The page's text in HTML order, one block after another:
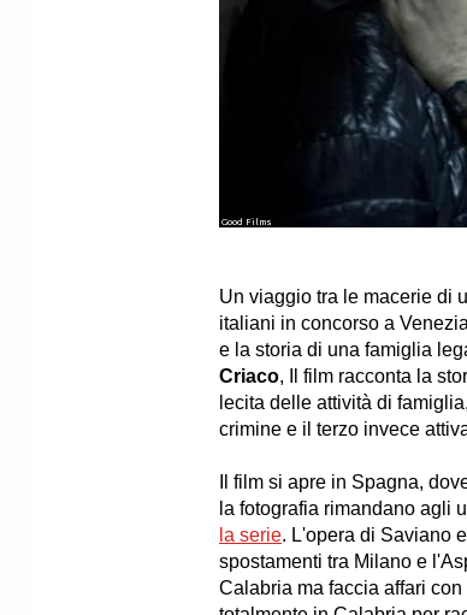
Good Films
Un viaggio tra le macerie di
italiani in concorso a
e la storia di una famiglia
Criaco, Il film racconta la
lecita delle attività di
crimine e il terzo invece
Il film si apre in Spagna,
la fotografia rimandano agli
la serie. L'opera di Saviano
spostamenti tra Milano e
Calabria ma faccia affari